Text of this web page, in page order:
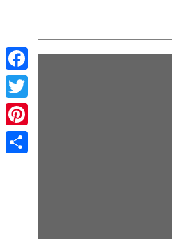
Facebook
Twitter
Pinterest